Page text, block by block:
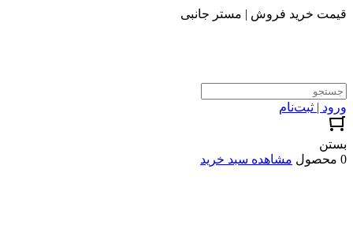
قیمت خرید فروش | مستر جانبی
ورود | ثبت‌نام
بستن
0 محصول
مشاهده سبد خرید